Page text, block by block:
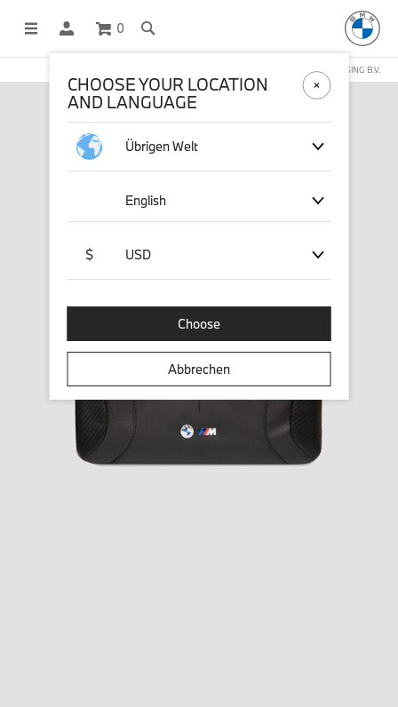
0
OFFICIAL BMW LIFESTYLE SHOP OPERATED BY STICHD SPORTMERCHANDISING B.V.
CHOOSE YOUR LOCATION
AND LANGUAGE
Übrigen Welt
English
$ USD
Choose
Abbrechen